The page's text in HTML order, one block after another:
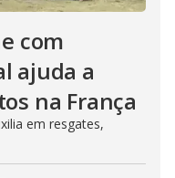
com
ajuda a
na França
em resgates,